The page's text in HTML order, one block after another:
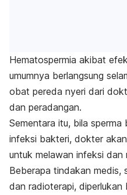
Hematospermia akibat
umumnya berlangsung
obat pereda nyeri dari
dan peradangan.
Sementara itu, bila
infeksi bakteri, dokter
untuk melawan infeksi dan
Beberapa tindakan medis,
dan radioterapi,